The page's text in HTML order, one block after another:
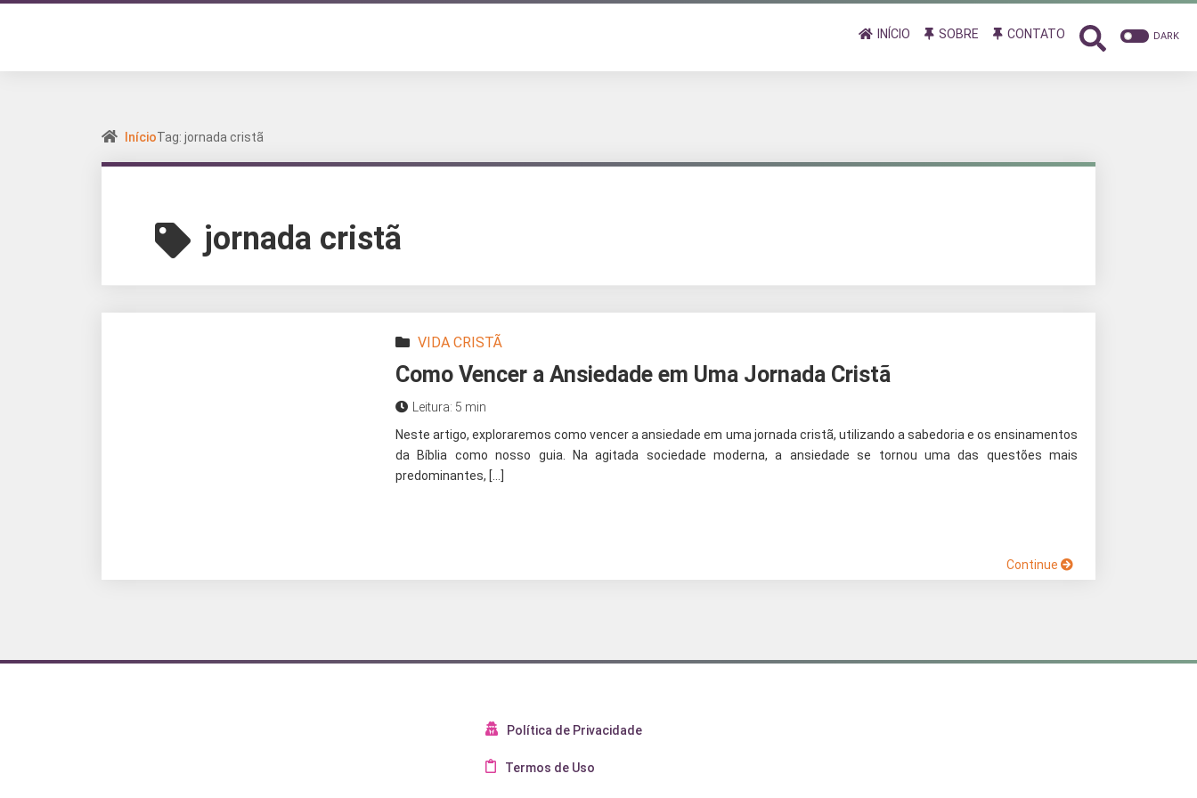
INÍCIO SOBRE CONTATO DARK
InícioTag: jornada cristã
jornada cristã
VIDA CRISTÃ
Como Vencer a Ansiedade em Uma Jornada Cristã
Leitura: 5 min
Neste artigo, exploraremos como vencer a ansiedade em uma jornada cristã, utilizando a sabedoria e os ensinamentos
da Bíblia como nosso guia. Na agitada sociedade moderna, a ansiedade se tornou uma das questões mais
predominantes, […]
Continue
Política de Privacidade
Termos de Uso